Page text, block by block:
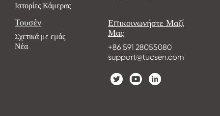
Ιστορίες Κάμερας
Τουσέν
Σχετικά με εμάς
Νέα
Επικοινωνήστε Μαζί
Μας
+86 591 28055080
support@tucsen.com